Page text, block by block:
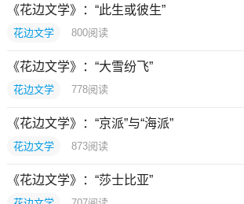
《花边文学》：“此生或彼生”
花边文学 800阅读
《花边文学》：“大雪纷飞”
花边文学 778阅读
《花边文学》：“京派”与“海派”
花边文学 873阅读
《花边文学》：“莎士比亚”